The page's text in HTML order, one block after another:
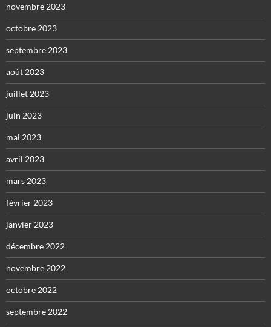
novembre 2023
octobre 2023
septembre 2023
août 2023
juillet 2023
juin 2023
mai 2023
avril 2023
mars 2023
février 2023
janvier 2023
décembre 2022
novembre 2022
octobre 2022
septembre 2022